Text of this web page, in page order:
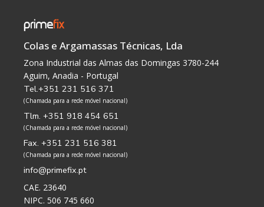
Colas e Argamassas Técnicas, Lda
Zona Industrial das Almas das Domingas 3780-244
Aguim, Anadia - Portugal
Tel.+351 231 516 371
(Chamada para a rede móvel nacional)
Tlm. +351 918 454 651
(Chamada para a rede móvel nacional)
Fax. +351 231 516 381
(Chamada para a rede móvel nacional)
info@primefix.pt
CAE. 23640
NIPC. 506 745 660